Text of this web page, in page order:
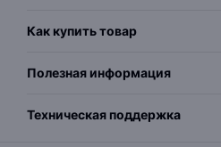
Как купить товар
Полезная информация
Техническая поддержка